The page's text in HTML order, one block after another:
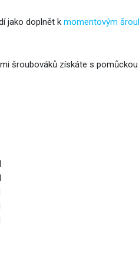
jako doplnět k momentovým
šroubováků získáte s